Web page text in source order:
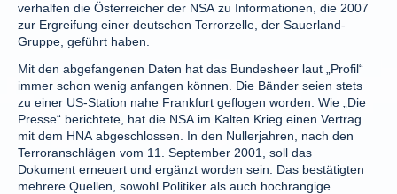
verhalfen die Österreicher der NSA zu Informationen, die 2007
zur Ergreifung einer deutschen Terrorzelle, der Sauerland-
Gruppe, geführt haben.
Mit den abgefangenen Daten hat das Bundesheer laut „Profil“
immer schon wenig anfangen können. Die Bänder seien stets
zu einer US-Station nahe Frankfurt geflogen worden. Wie „Die
Presse“ berichtete, hat die NSA im Kalten Krieg einen Vertrag
mit dem HNA abgeschlossen. In den Nullerjahren, nach den
Terroranschlägen vom 11. September 2001, soll das
Dokument erneuert und ergänzt worden sein. Das bestätigten
mehrere Quellen, sowohl Politiker als auch hochrangige